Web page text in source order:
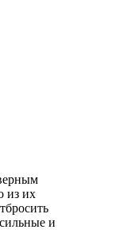
из их
и